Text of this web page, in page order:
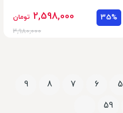
35%
2,598,000 تومان
3,980,000
5
6
7
8
9
59